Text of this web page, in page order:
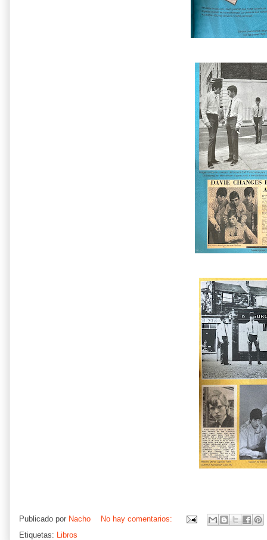
Publicado por Nacho
No hay comentarios:
Etiquetas: Libros